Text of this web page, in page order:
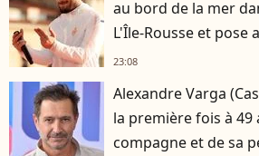
au bord de la mer
L'Île-Rousse et pose
23:08
Alexandre Varga
la première fois à 49
compagne et de sa